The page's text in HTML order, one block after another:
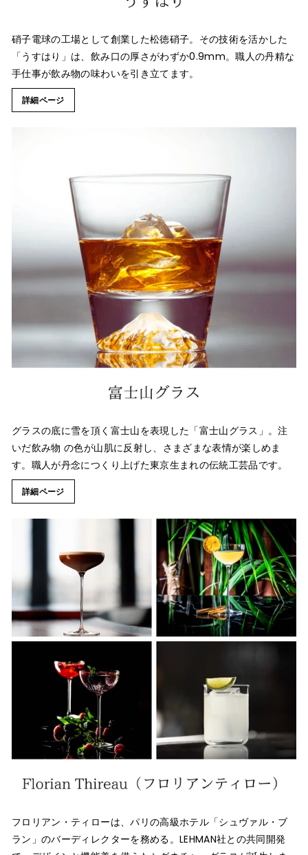
硝子電球の工場として創業した松徳硝子。その技術を活かした
「うすはり」は、飲み口の厚さがわずか0.9mm。職人の丹精な
手仕事が飲み物の味わいを引き立てます。
詳細ページ
グラスの底に雪を頂く富士山を表現した「富士山グラス」。注
いだ飲み物 の色が山肌に反射し、さまざまな表情が楽しめま
す。職人が丹念につくり上げた東京生まれの伝統工芸品です。
詳細ページ
フロリアン・ティローは、パリの高級ホテル「シュヴァル・ブ
ラン」のバーディレクターを務める。LEHMAN社との共同開発